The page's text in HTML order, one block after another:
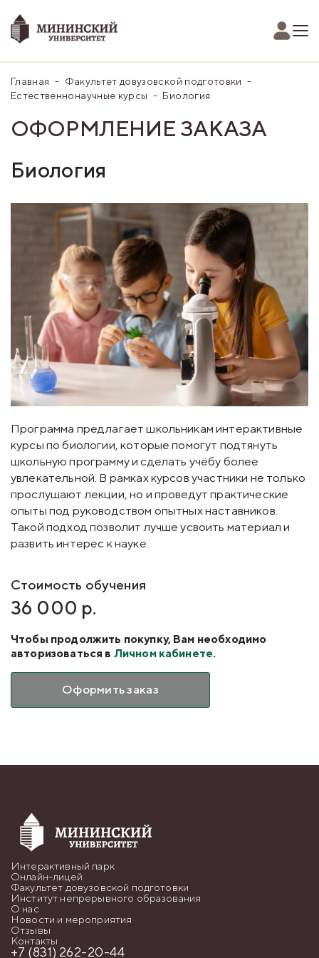
Главная
Факультет довузовской подготовки
Естественнонаучные курсы
Биология
ОФОРМЛЕНИЕ ЗАКАЗА
Биология
Программа предлагает школьникам интерактивные
курсы по биологии, которые помогут подтянуть
школьную программу и сделать учёбу более
увлекательной. В рамках курсов участники не только
прослушают лекции, но и проведут практические
опыты под руководством опытных наставников.
Такой подход позволит лучше усвоить материал и
развить интерес к науке.
Стоимость обучения
36 000 р.
Чтобы продолжить покупку, Вам необходимо
авторизоваться в Личном кабинете.
Оформить заказ
Интерактивный парк
Онлайн-лицей
Факультет довузовской подготовки
Институт непрерывного образования
О нас
Новости и мероприятия
Отзывы
Контакты
+7 (831) 262-20-44